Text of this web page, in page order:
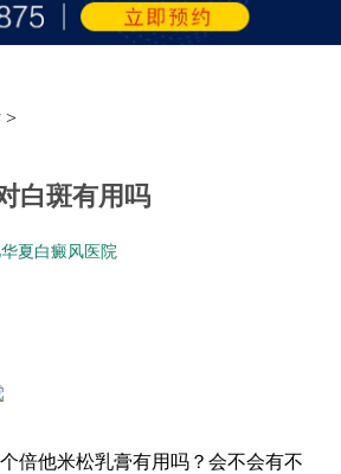
>
白斑有用吗
夏白癜风医院
倍他米松乳膏有用吗？会不会有不